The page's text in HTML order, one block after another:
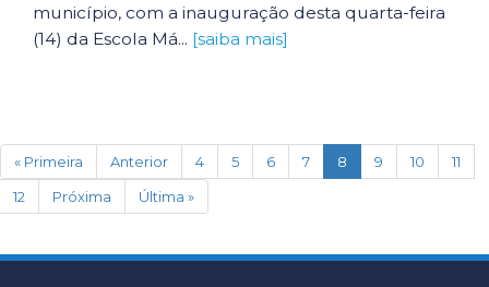
município, com a inauguração desta quarta-feira
(14) da Escola Má... [saiba mais]
« Primeira Anterior 4 5 6 7 8 (current)
9 10
11
12
Próxima Última »